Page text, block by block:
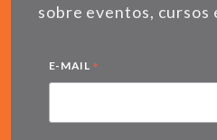
sobre eventos, cursos
E-MAIL *